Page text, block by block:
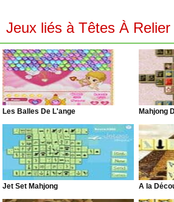
Jeux liés à Têtes À Relier
Les Balles De L'ange Mahjong
Jet Set Mahjong À la